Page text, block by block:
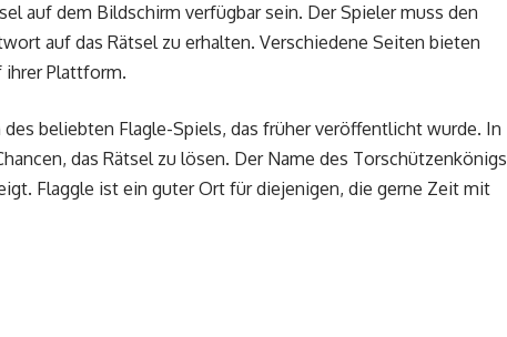
auf dem Bildschirm verfügbar sein. Der Spieler muss den
auf das Rätsel zu erhalten. Verschiedene Seiten bieten
ihrer Plattform.
beliebten Flagle-Spiels, das früher veröffentlicht wurde. In
das Rätsel zu lösen. Der Name des Torschützenkönigs
Flaggle ist ein guter Ort für diejenigen, die gerne Zeit mit